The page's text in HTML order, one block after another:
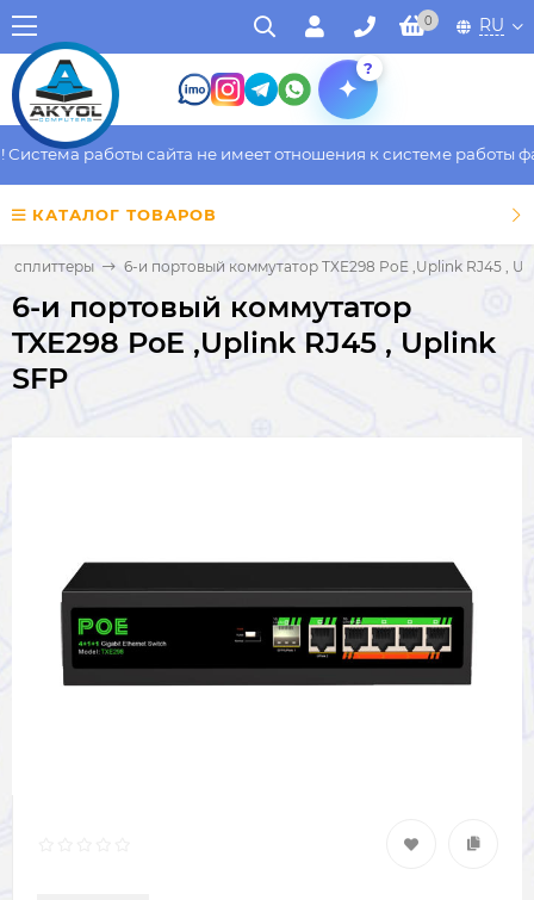
0 RU
?
работы сайта не имеет отношения к системе работы
КАТАЛОГ ТОВАРОВ
сплиттеры 6-и портовый коммутатор TXE298 PoE ,Uplink RJ45 ,
6-и портовый коммутатор
TXE298 PoE ,Uplink RJ45 , Uplink
SFP